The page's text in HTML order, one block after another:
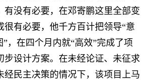
有没有必要，在邓寄鹏这里全部变
很有必要，他千方百计把领导“意
”，在四个月内就“高效”完成了项
步设计方案。在未经论证、未征求
经民主决策的情况下，该项目上马